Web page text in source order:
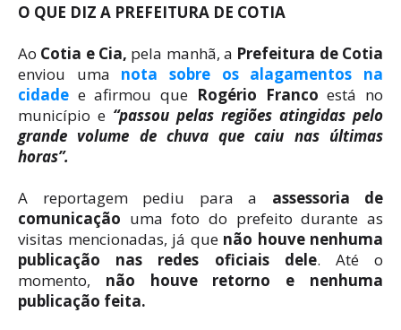
O QUE DIZ A PREFEITURA DE COTIA
Ao Cotia e Cia, pela manhã, a Prefeitura de Cotia
enviou uma nota sobre os alagamentos na
cidade e afirmou que Rogério Franco está no
município e “passou pelas regiões atingidas pelo
grande volume de chuva que caiu nas últimas
horas”.
A reportagem pediu para a assessoria de
comunicação uma foto do prefeito durante as
visitas mencionadas, já que não houve nenhuma
publicação nas redes oficiais dele. Até o
momento, não houve retorno e nenhuma
publicação feita.